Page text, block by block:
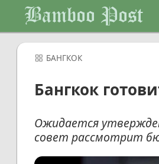
Bamboo Post
БАНГКОК
Бангкок
Ожидается
совет рассмотрит